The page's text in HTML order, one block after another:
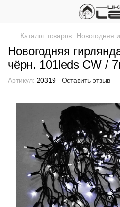
Каталог товаров Новогодняя
Новогодняя
чёрн. 101leds CW /
Артикул: 20319 Оставить отзыв